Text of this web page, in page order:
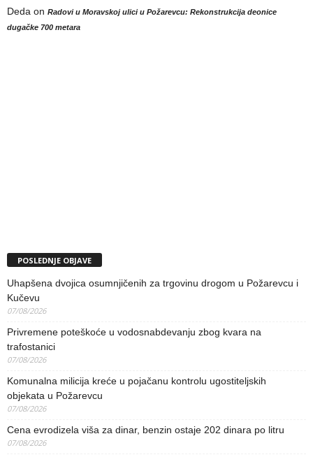
Deda on Radovi u Moravskoj ulici u Požarevcu: Rekonstrukcija deonice
dugačke 700 metara
POSLEDNJE OBJAVE
Uhapšena dvojica osumnjičenih za trgovinu drogom u Požarevcu i
Kučevu
07/08/2026
Privremene poteškoće u vodosnabdevanju zbog kvara na
trafostanici
07/08/2026
Komunalna milicija kreće u pojačanu kontrolu ugostiteljskih
objekata u Požarevcu
07/08/2026
Cena evrodizela viša za dinar, benzin ostaje 202 dinara po litru
07/08/2026